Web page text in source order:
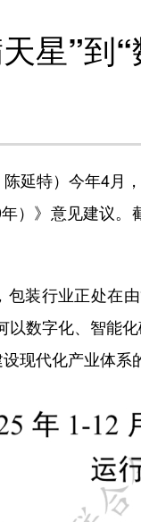
星”到
特）今年4月
）》意见建议
行业正处在由
数字化、智能
现代化产业体系